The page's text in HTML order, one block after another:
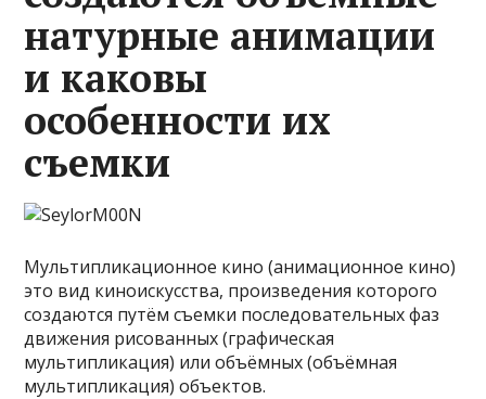
натурные анимации
и каковы
особенности их
съемки
Мультипликационное кино (анимационное кино)
это вид киноискусства, произведения которого
создаются путём съемки последовательных фаз
движения рисованных (графическая
мультипликация) или объёмных (объёмная
мультипликация) объектов.